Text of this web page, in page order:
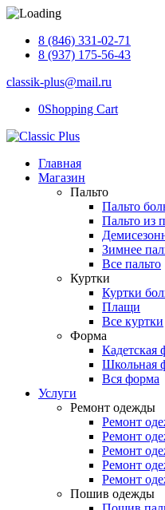
8 (846) 331-02-71
8 (937) 175-56-43
classik-plus@mail.ru
0Shopping Cart
Главная
Магазин
Пальто
Пальто
Пальто из
Зимнее
Все пальто
Куртки
Куртки
Плащи
Все куртки
Форма
Кадетская
Школьная
Вся форма
Услуги
Ремонт одежды
Ремонт
Ремонт
Ремонт
Ремонт
Ремонт
Пошив одежды